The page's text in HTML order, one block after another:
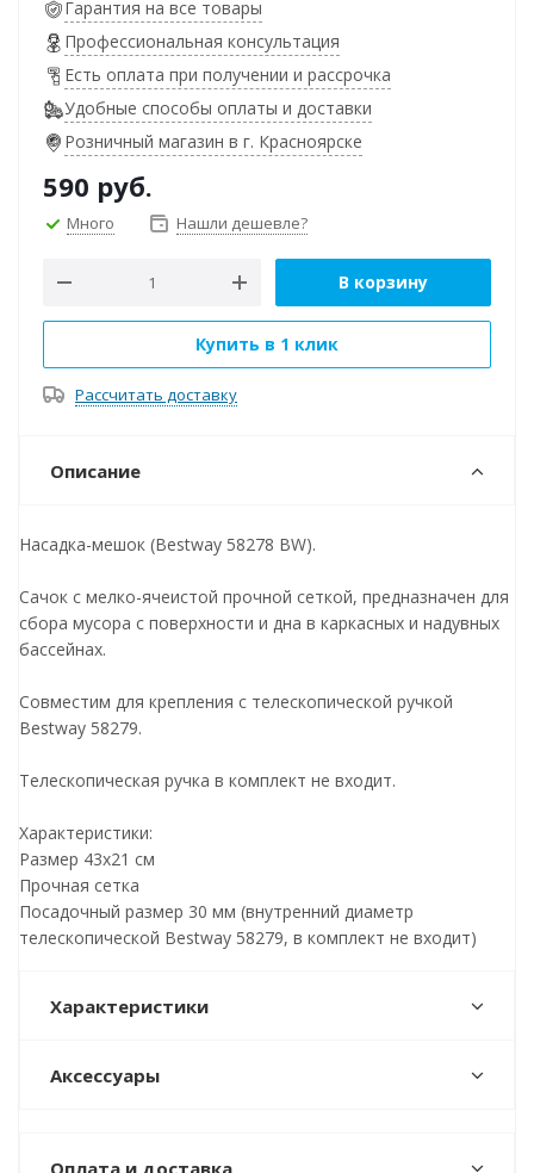
Гарантия на все товары
Профессиональная консультация
Есть оплата при получении и рассрочка
Удобные способы оплаты и доставки
Розничный магазин в г. Красноярске
590 руб.
Много Нашли дешевле?
В корзину
Купить в 1 клик
Рассчитать доставку
Описание
Насадка-мешок (Bestway 58278 BW).
Сачок с мелко-ячеистой прочной сеткой, предназначен для
сбора мусора с поверхности и дна в каркасных и надувных
бассейнах.
Совместим для крепления с телескопической ручкой
Bestway 58279.
Телескопическая ручка в комплект не входит.
Характеристики:
Размер 43х21 см
Прочная сетка
Посадочный размер 30 мм (внутренний диаметр
телескопической Bestway 58279, в комплект не входит)
Характеристики
Аксессуары
Оплата и доставка